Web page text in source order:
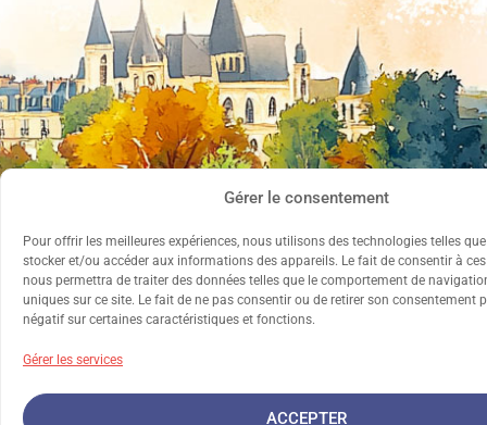
Gérer le consentement
Pour offrir les meilleures expériences, nous utilisons des technologies telles
stocker et/ou accéder aux informations des appareils. Le fait de consentir à
nous permettra de traiter des données telles que le comportement de
uniques sur ce site. Le fait de ne pas consentir ou de retirer son consentement
négatif sur certaines caractéristiques et fonctions.
Gérer les services
ACCEPTER